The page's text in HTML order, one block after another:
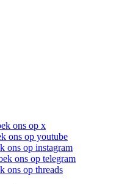
ons op x
ons op youtube
ons op instagram
ons op telegram
ons op threads